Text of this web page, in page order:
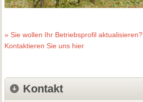
» Sie wollen Ihr Betriebsprofil aktualisieren?
Kontaktieren Sie uns hier
Kontakt